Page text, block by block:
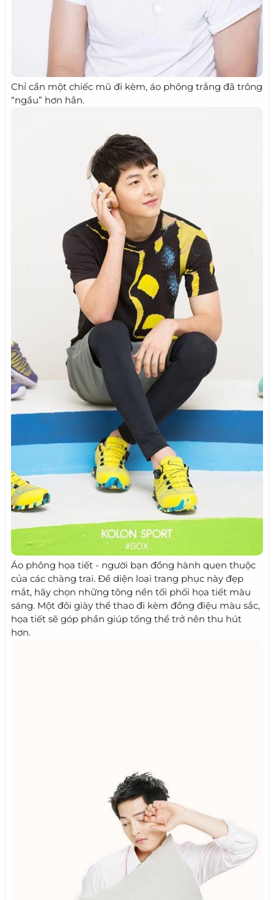
Chỉ cần một chiếc mũ đi kèm, áo phông trắng đã trông
“ngầu” hơn hẳn.
Áo phông họa tiết - người bạn đồng hành quen thuộc
của các chàng trai. Để diện loại trang phục này đẹp
mắt, hãy chọn những tông nền tối phối họa tiết màu
sáng. Một đôi giày thể thao đi kèm đồng điệu màu sắc,
họa tiết sẽ góp phần giúp tổng thể trở nên thu hút
hơn.